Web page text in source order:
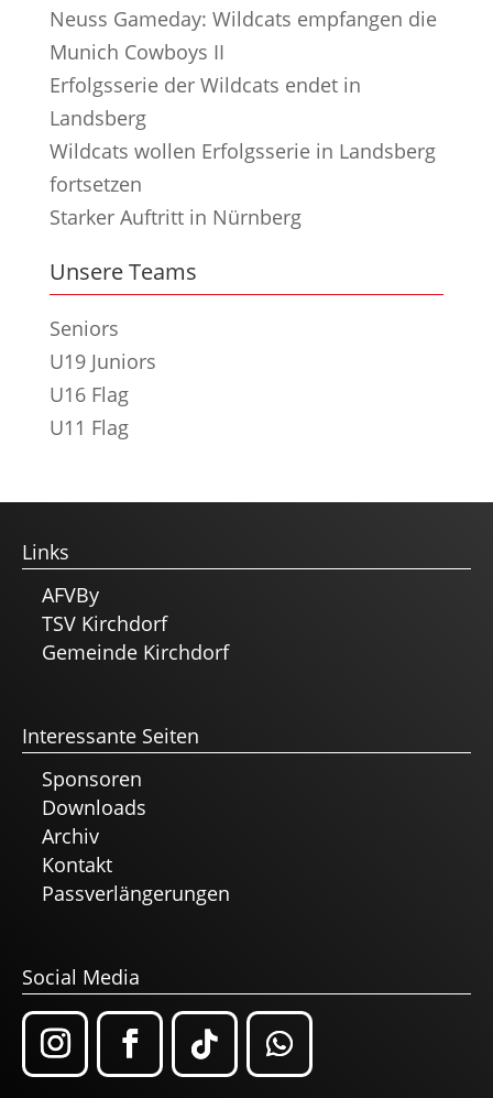
Neuss Gameday: Wildcats empfangen die
Munich Cowboys II
Erfolgsserie der Wildcats endet in
Landsberg
Wildcats wollen Erfolgsserie in Landsberg
fortsetzen
Starker Auftritt in Nürnberg
Unsere Teams
Seniors
U19 Juniors
U16 Flag
U11 Flag
Links
AFVBy
TSV Kirchdorf
Gemeinde Kirchdorf
Interessante Seiten
Sponsoren
Downloads
Archiv
Kontakt
Passverlängerungen
Social Media